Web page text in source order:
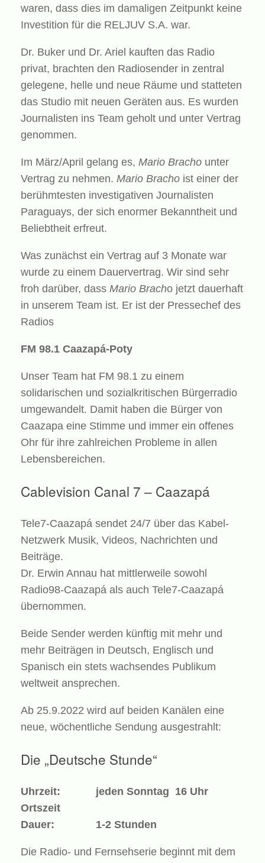
waren, dass dies im damaligen Zeitpunkt keine
Investition für die RELJUV S.A. war.
Dr. Buker und Dr. Ariel kauften das Radio
privat, brachten den Radiosender in zentral
gelegene, helle und neue Räume und statteten
das Studio mit neuen Geräten aus. Es wurden
Journalisten ins Team geholt und unter Vertrag
genommen.
Im März/April gelang es, Mario Bracho unter
Vertrag zu nehmen. Mario Bracho ist einer der
berühmtesten investigativen Journalisten
Paraguays, der sich enormer Bekanntheit und
Beliebtheit erfreut.
Was zunächst ein Vertrag auf 3 Monate war
wurde zu einem Dauervertrag. Wir sind sehr
froh darüber, dass Mario Bracho jetzt dauerhaft
in unserem Team ist. Er ist der Pressechef des
Radios
FM 98.1 Caazapá-Poty
Unser Team hat FM 98.1 zu einem
solidarischen und sozialkritischen Bürgerradio
umgewandelt. Damit haben die Bürger von
Caazapa eine Stimme und immer ein offenes
Ohr für ihre zahlreichen Probleme in allen
Lebensbereichen.
Cablevision Canal 7 – Caazapá
Tele7-Caazapá sendet 24/7 über das Kabel-
Netzwerk Musik, Videos, Nachrichten und
Beiträge.
Dr. Erwin Annau hat mittlerweile sowohl
Radio98-Caazapá als auch Tele7-Caazapá
übernommen.
Beide Sender werden künftig mit mehr und
mehr Beiträgen in Deutsch, Englisch und
Spanisch ein stets wachsendes Publikum
weltweit ansprechen.
Ab 25.9.2022 wird auf beiden Kanälen eine
neue, wöchentliche Sendung ausgestrahlt:
Die „Deutsche Stunde“
Uhrzeit: jeden Sonntag 16 Uhr
Ortszeit
Dauer: 1-2 Stunden
Die Radio- und Fernsehserie beginnt mit dem